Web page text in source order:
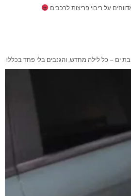
על ריבוי פריצות לרכבים
בת ים – כל לילה מחדש, והגנבים בלי פחד בכלל!